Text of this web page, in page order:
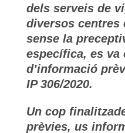
dels serveis de
diversos centres
sense la
específica, es va
d’informació
IP 306/2020.
Un cop
prèvies, us